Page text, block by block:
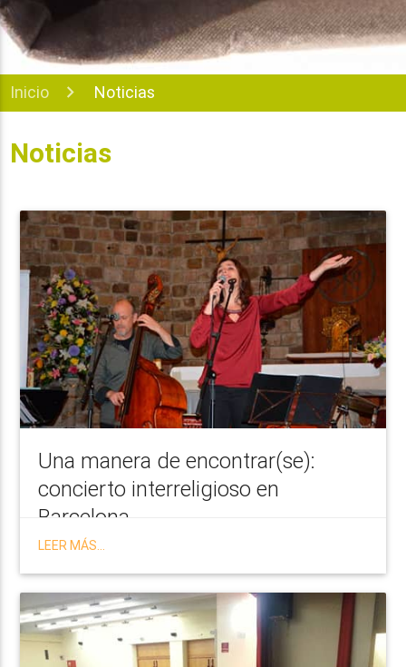
Inicio Noticias
Noticias
Una manera de encontrar(se):
concierto interreligioso en
Barcelona
LEER MÁS...